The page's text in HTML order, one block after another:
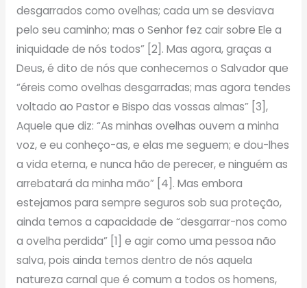
desgarrados como ovelhas; cada um se desviava
pelo seu caminho; mas o Senhor fez cair sobre Ele a
iniquidade de nós todos” [2]. Mas agora, graças a
Deus, é dito de nós que conhecemos o Salvador que
“éreis como ovelhas desgarradas; mas agora tendes
voltado ao Pastor e Bispo das vossas almas” [3],
Aquele que diz: “As minhas ovelhas ouvem a minha
voz, e eu conheço-as, e elas me seguem; e dou-lhes
a vida eterna, e nunca hão de perecer, e ninguém as
arrebatará da minha mão” [4]. Mas embora
estejamos para sempre seguros sob sua proteção,
ainda temos a capacidade de “desgarrar-nos como
a ovelha perdida” [1] e agir como uma pessoa não
salva, pois ainda temos dentro de nós aquela
natureza carnal que é comum a todos os homens,